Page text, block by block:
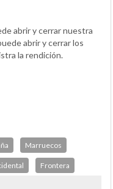
abrir y cerrar nuestra
abrir y cerrar los
la rendición.
Marruecos
Frontera